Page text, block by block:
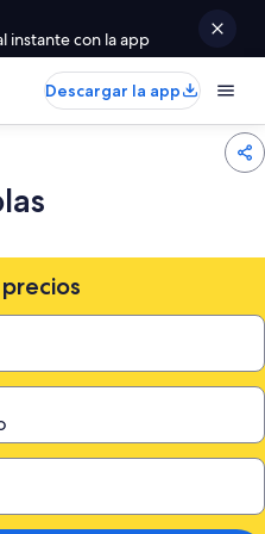
instante con la app
Descargar la app